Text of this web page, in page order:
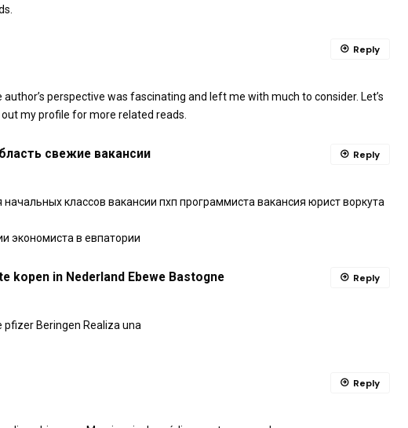
perspective was fascinating and left me with much to consider. Let’s
my profile for more related reads.
Reply
свежие вакансии
классов вакансии пхп программиста вакансия юрист воркута
экономиста в евпатории
Reply
kopen in Nederland Ebewe Bastogne
Beringen Realiza una
Reply
Reply